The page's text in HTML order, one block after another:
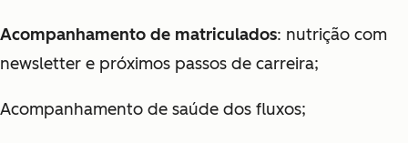
Acompanhamento de matriculados: nutrição com
newsletter e próximos passos de carreira;
Acompanhamento de saúde dos fluxos;